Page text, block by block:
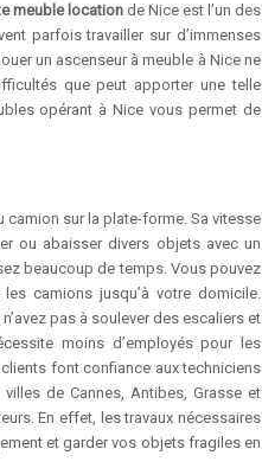
meuble location de Nice est l’un des
parfois travailler sur d’immenses
un ascenseur à meuble à Nice ne
que peut apporter une telle
opérant à Nice vous permet de
camion sur la plate-forme. Sa vitesse
ou abaisser divers objets avec un
beaucoup de temps. Vous pouvez
camions jusqu’à votre domicile.
pas à soulever des escaliers et
moins d’employés pour les
font confiance aux techniciens
de Cannes, Antibes, Grasse et
En effet, les travaux nécessaires
et garder vos objets fragiles en